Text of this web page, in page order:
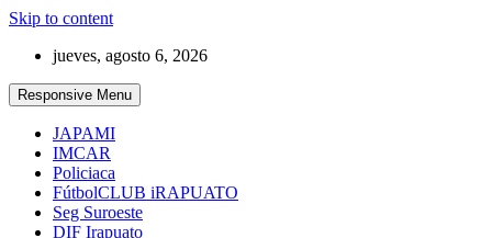
Skip to content
jueves, agosto 6, 2026
Responsive Menu
JAPAMI
IMCAR
Policiaca
FútbolCLUB iRAPUATO
Seg Suroeste
DIF Irapuato